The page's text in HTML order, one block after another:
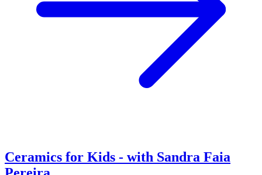
Ceramics for Kids - with Sandra Faia